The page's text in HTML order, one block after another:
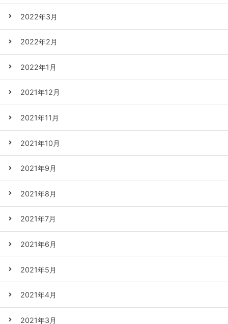
2022年3月
2022年2月
2022年1月
2021年12月
2021年11月
2021年10月
2021年9月
2021年8月
2021年7月
2021年6月
2021年5月
2021年4月
2021年3月